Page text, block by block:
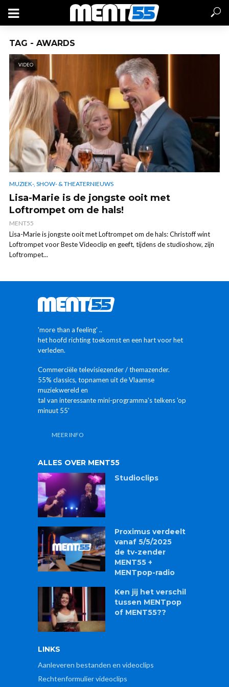
TAG - AWARDS
VIDEO
MUZIEK-, SHOW- & THEATERNIEUWS
Lisa-Marie is de jongste ooit met
Loftrompet om de hals!
MENT55
Lisa-Marie is jongste ooit met Loftrompet om de hals: Christoff wint
Loftrompet voor Beste Videoclip en geeft, tijdens de studioshow, zijn
Loftrompet...
'more than a feeling' ..
het hoofd richting toekomst en een hart voor het
verleden.
Commerciële televisiezender / themazender.
55% classics, topnamen uit de Vlaamse
muziekwereld en
tal van interessante mini-programma's telkens 'op
minuut 55'
MEER INFO
ALLES OVER MENT55
Studioclips
Proximus verdeelt
vanaf 5/5/2025
de tv-zender
MENT55 +
MENTpop-radio
Ken jij het verschil
tussen MENTpop
of MENT55??
LINKS
Aanleveren bestanden en videoclips
Rechtenformulier videoclips